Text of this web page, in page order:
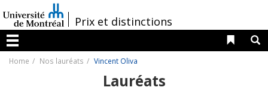
au
contenu
/Prix et distinctions
Menu
Liens
Home Nos lauréats Vincent Oliva
Lauréats